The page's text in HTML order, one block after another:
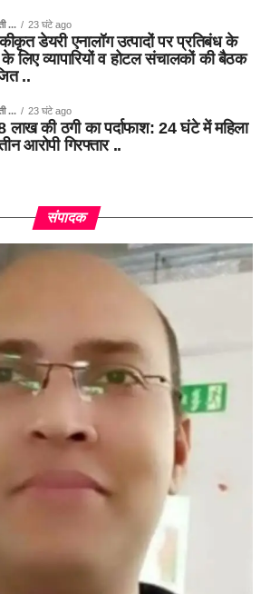
... 23 घंटे ago
डेयरी एनालॉग उत्पादों पर प्रतिबंध के
लिए व्यापारियों व होटल संचालकों की बैठक
..
... 23 घंटे ago
लाख की ठगी का पर्दाफाश: 24 घंटे में महिला
आरोपी गिरफ्तार ..
संपादक